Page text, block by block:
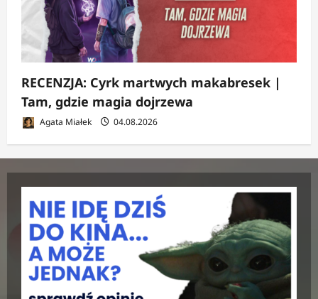
RECENZJA: Cyrk martwych makabresek |
Tam, gdzie magia dojrzewa
Agata Miałek 04.08.2026